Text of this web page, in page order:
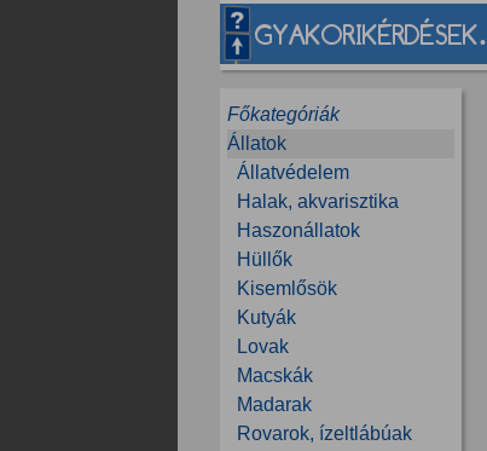
Főkategóriák
Állatok
Állatvédelem
Halak, akvarisztika
Haszonállatok
Hüllők
Kisemlősök
Kutyák
Lovak
Macskák
Madarak
Rovarok, ízeltlábúak